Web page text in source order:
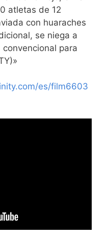
atletas de 12
con huaraches
se niega a
para
es/film6603